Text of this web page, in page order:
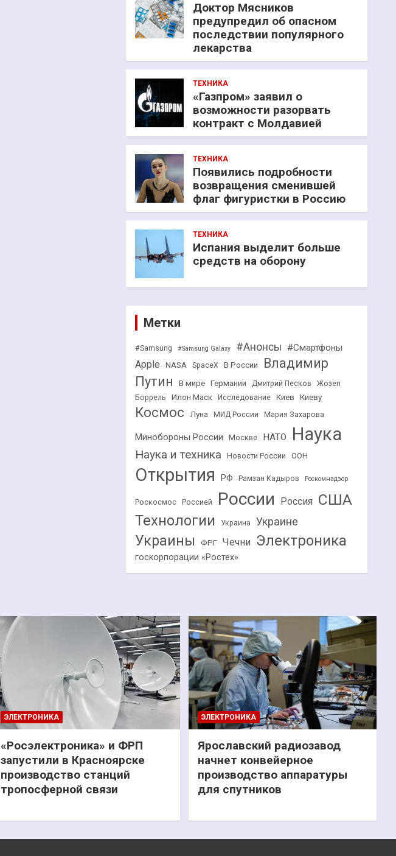
Доктор Мясников
предупредил об опасном
последствии популярного
лекарства
ТЕХНИКА
«Газпром» заявил о
возможности разорвать
контракт с Молдавией
ТЕХНИКА
Появились подробности
возвращения сменившей
флаг фигуристки в Россию
ТЕХНИКА
Испания выделит больше
средств на оборону
Метки
#Samsung #Samsung Galaxy #Анонсы #Смартфоны
Apple NASA SpaceX В России
Владимир
Путин
В мире Германии Дмитрий Песков
Жозеп
Боррель
Илон Маск Исследование Киев Киеву
Космос Луна МИД России Мария Захарова
Минобороны России Москве НАТО Наука
Наука и техника Новости России ООН
Открытия РФ Рамзан Кадыров Роскомнадзор
Роскосмос Россией России Россия США
Технологии Украина Украине
Украины ФРГ Чечни Электроника
госкорпорации «Ростех»
ЭЛЕКТРОНИКА
«Росэлектроника» и ФРП
запустили в Красноярске
производство станций
тропосферной связи
ЭЛЕКТРОНИКА
Ярославский радиозавод
начнет конвейерное
производство аппаратуры
для спутников